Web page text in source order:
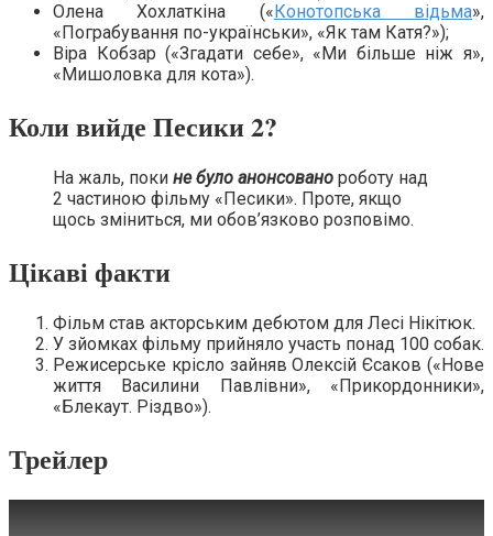
Олена Хохлаткіна (« Конотопська відьма»,
«Пограбування по-українськи», «Як там Катя?»);
Віра Кобзар («Згадати себе», «Ми більше ніж я»,
«Мишоловка для кота»).
Коли вийде Песики 2?
На жаль, поки не було анонсовано роботу над
2 частиною фільму «Песики». Проте, якщо
щось зміниться, ми обов’язково розповімо.
Цікаві факти
Фільм став акторським дебютом для Лесі Нікітюк.
У зйомках фільму прийняло участь понад 100 собак.
Режисерське крісло зайняв Олексій Єсаков («Нове
життя Василини Павлівни», «Прикордонники»,
«Блекаут. Різдво»).
Трейлер